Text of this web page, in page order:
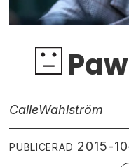
CalleWahlström
PUBLICERAD 2015-